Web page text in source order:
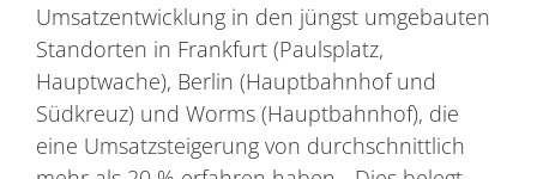
Umsatzentwicklung in den jüngst umgebauten
Standorten in Frankfurt (Paulsplatz,
Hauptwache), Berlin (Hauptbahnhof und
Südkreuz) und Worms (Hauptbahnhof), die
eine Umsatzsteigerung von durchschnittlich